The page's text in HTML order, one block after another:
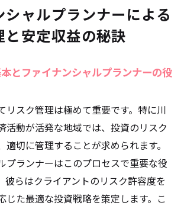
シャルプランナーによる
と安定収益の秘訣
とファイナンシャルプランナーの役
リスク管理は極めて重要です。特に川
活動が活発な地域では、投資のリスク
適切に管理することが求められます。
プランナーはこのプロセスで重要な役
彼らはクライアントのリスク許容度を
じた最適な投資戦略を策定します。こ